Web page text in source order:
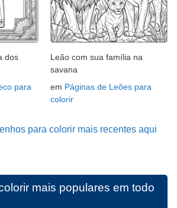
dos
para
Leão com sua família na
savana
em Páginas de Leões para
colorir
para colorir mais recentes aqui
mais populares em todo